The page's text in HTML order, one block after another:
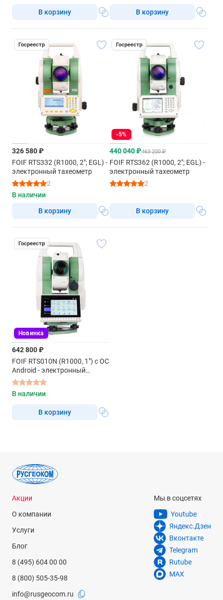
В корзину
В корзину
Госреестр
326 580 ₽
FOIF RTS332 (R1000, 2"; EGL) -
электронный тахеометр
2
В наличии
В корзину
Госреестр
-5%
440 040 ₽463 200 ₽
FOIF RTS362 (R1000, 2"; EGL) -
электронный тахеометр
2
В корзину
Госреестр
Новинка
642 800 ₽
FOIF RTS010N (R1000, 1") с ОС
Android - электронный
тахеометр
В наличии
В корзину
Акции
О компании
Услуги
Блог
8 (495) 604 00 00
8 (800) 505-35-98
info@rusgeocom.ru
Мы в соцсетях
Youtube
Яндекс.Дзен
Вконтакте
Telegram
Rutube
MAX